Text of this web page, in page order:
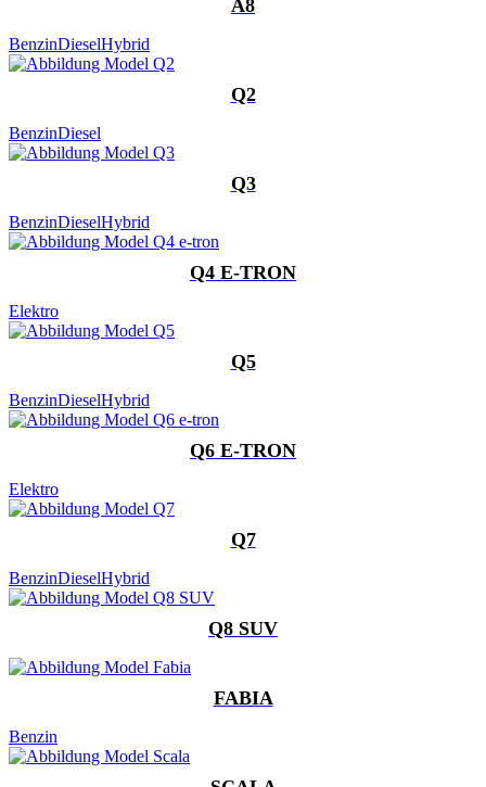
A8
BenzinDieselHybrid
Q2
BenzinDiesel
Q3
BenzinDieselHybrid
Q4 E-TRON
Elektro
Q5
BenzinDieselHybrid
Q6 E-TRON
Elektro
Q7
BenzinDieselHybrid
Q8 SUV
FABIA
Benzin